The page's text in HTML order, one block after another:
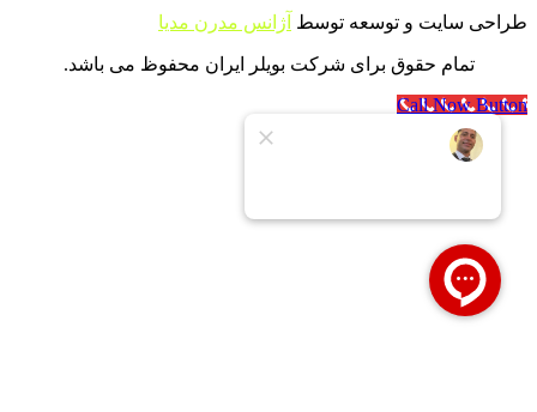
طراحی سایت و توسعه توسط آژانس مدرن مدیا
تمام حقوق برای شرکت بویلر ایران محفوظ می باشد.
Call Now Button